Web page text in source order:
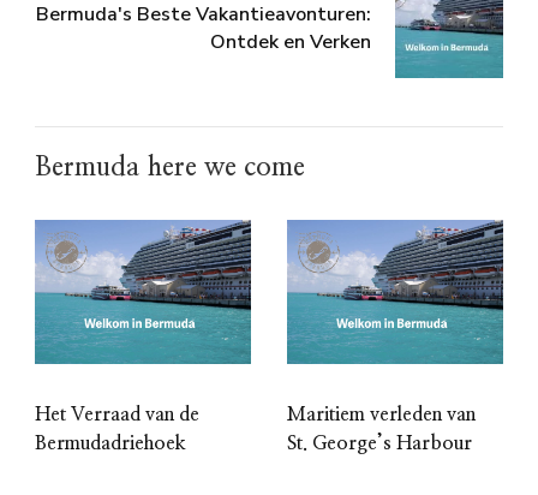
Bermuda's Beste Vakantieavonturen:
Ontdek en Verken
Bermuda here we come
Het Verraad van de
Bermudadriehoek
Maritiem verleden van
St. George’s Harbour